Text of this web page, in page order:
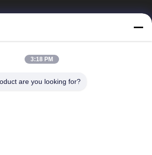
belangrijke fabrikant en exporteur van
bieden wij een volledige lijn van
Producten
3:18 PM
are you looking for?